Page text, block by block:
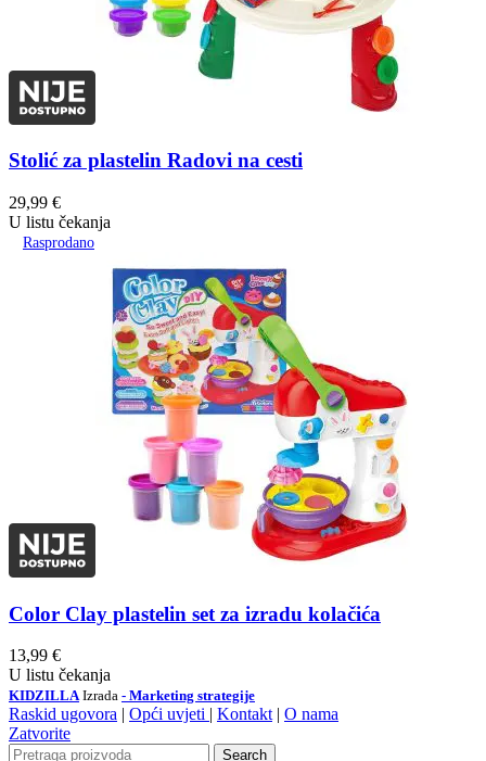
Stolić za plastelin Radovi na cesti
29,99 €
U listu čekanja
Rasprodano
Color Clay plastelin set za izradu kolačića
13,99 €
U listu čekanja
KIDZILLA Izrada - Marketing strategije
Raskid ugovora | Opći uvjeti | Kontakt | O nama
Zatvorite
Search